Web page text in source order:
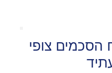
הסכמים צופי